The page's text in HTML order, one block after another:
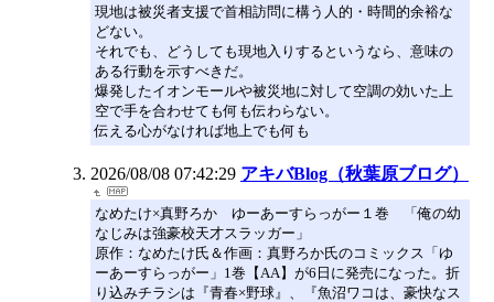
現地は被災者支援で首相訪問に構う人的・時間的余裕な
どない。
それでも、どうしても現地入りするというなら、意味の
ある行動を示すべきだ。
爆発したイオンモールや被災地に対して空調の効いた上
空で手を合わせても何も伝わらない。
伝える心がなければ地上でも何も
2026/08/08 07:42:29 アキバBlog（秋葉原ブログ）
なめたけ×真野ろか ゆーあーすらっがー１巻 「俺の幼
なじみは強豪校天才スラッガー」
原作：なめたけ氏＆作画：真野ろか氏のコミックス「ゆ
ーあーすらっがー」1巻【AA】が6日に発売になった。折
り込みチラシは『青春×野球』、『魚沼ワコは、豪快なス